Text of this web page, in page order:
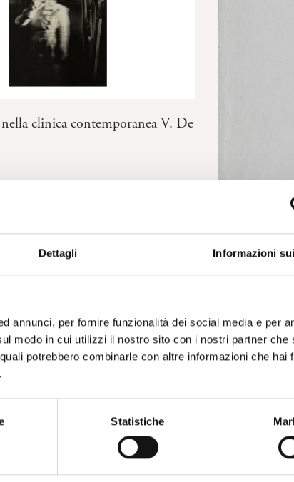
Dettagli Informazioni
annunci, per fornire funzionalità dei social media e per
modo in cui utilizzi il nostro sito con i nostri partner che
potrebbero combinarle con altre informazioni che hai
Statistiche
clinica contemporanea V. De
Spazi
Scala